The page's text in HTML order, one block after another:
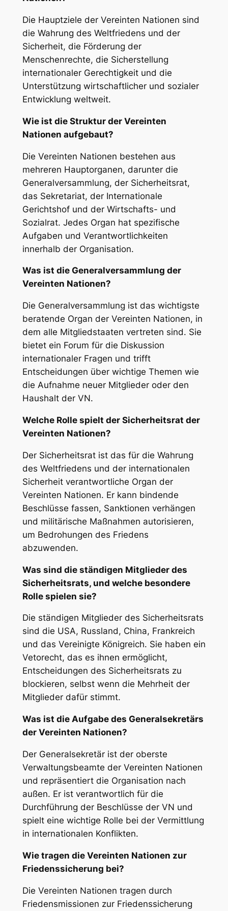
Die Hauptziele der Vereinten Nationen sind
die Wahrung des Weltfriedens und der
Sicherheit, die Förderung der
Menschenrechte, die Sicherstellung
internationaler Gerechtigkeit und die
Unterstützung wirtschaftlicher und sozialer
Entwicklung weltweit.
Wie ist die Struktur der Vereinten
Nationen aufgebaut?
Die Vereinten Nationen bestehen aus
mehreren Hauptorganen, darunter die
Generalversammlung, der Sicherheitsrat,
das Sekretariat, der Internationale
Gerichtshof und der Wirtschafts- und
Sozialrat. Jedes Organ hat spezifische
Aufgaben und Verantwortlichkeiten
innerhalb der Organisation.
Was ist die Generalversammlung der
Vereinten Nationen?
Die Generalversammlung ist das wichtigste
beratende Organ der Vereinten Nationen, in
dem alle Mitgliedstaaten vertreten sind. Sie
bietet ein Forum für die Diskussion
internationaler Fragen und trifft
Entscheidungen über wichtige Themen wie
die Aufnahme neuer Mitglieder oder den
Haushalt der VN.
Welche Rolle spielt der Sicherheitsrat der
Vereinten Nationen?
Der Sicherheitsrat ist das für die Wahrung
des Weltfriedens und der internationalen
Sicherheit verantwortliche Organ der
Vereinten Nationen. Er kann bindende
Beschlüsse fassen, Sanktionen verhängen
und militärische Maßnahmen autorisieren,
um Bedrohungen des Friedens
abzuwenden.
Was sind die ständigen Mitglieder des
Sicherheitsrats, und welche besondere
Rolle spielen sie?
Die ständigen Mitglieder des Sicherheitsrats
sind die USA, Russland, China, Frankreich
und das Vereinigte Königreich. Sie haben ein
Vetorecht, das es ihnen ermöglicht,
Entscheidungen des Sicherheitsrats zu
blockieren, selbst wenn die Mehrheit der
Mitglieder dafür stimmt.
Was ist die Aufgabe des Generalsekretärs
der Vereinten Nationen?
Der Generalsekretär ist der oberste
Verwaltungsbeamte der Vereinten Nationen
und repräsentiert die Organisation nach
außen. Er ist verantwortlich für die
Durchführung der Beschlüsse der VN und
spielt eine wichtige Rolle bei der Vermittlung
in internationalen Konflikten.
Wie tragen die Vereinten Nationen zur
Friedenssicherung bei?
Die Vereinten Nationen tragen durch
Friedensmissionen zur Friedenssicherung